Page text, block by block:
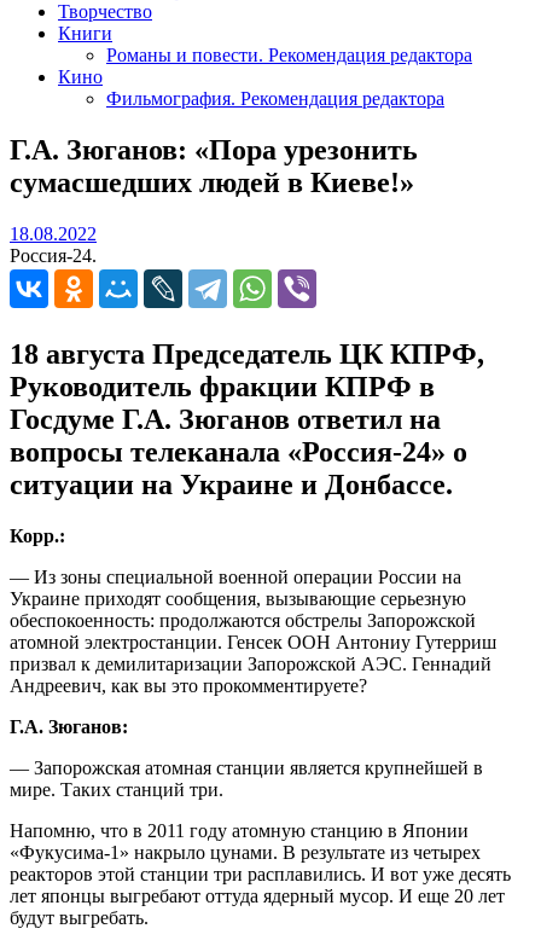
Творчество
Книги
Романы и повести. Рекомендация редактора
Кино
Фильмография. Рекомендация редактора
Г.А. Зюганов: «Пора урезонить
сумасшедших людей в Киеве!»
18.08.2022
Россия-24.
18 августа Председатель ЦК КПРФ,
Руководитель фракции КПРФ в
Госдуме Г.А. Зюганов ответил на
вопросы телеканала «Россия-24» о
ситуации на Украине и Донбассе.
Корр.:
— Из зоны специальной военной операции России на
Украине приходят сообщения, вызывающие серьезную
обеспокоенность: продолжаются обстрелы Запорожской
атомной электростанции. Генсек ООН Антониу Гутерриш
призвал к демилитаризации Запорожской АЭС. Геннадий
Андреевич, как вы это прокомментируете?
Г.А. Зюганов:
— Запорожская атомная станции является крупнейшей в
мире. Таких станций три.
Напомню, что в 2011 году атомную станцию в Японии
«Фукусима-1» накрыло цунами. В результате из четырех
реакторов этой станции три расплавились. И вот уже десять
лет японцы выгребают оттуда ядерный мусор. И еще 20 лет
будут выгребать.